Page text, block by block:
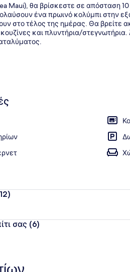
Maui), θα βρίσκεστε σε απόσταση
ένα πρωινό κολύμπι στην
στο τέλος της ημέρας. Θα βρείτε
και πλυντήρια/στεγνωτήρια.
σας (6)